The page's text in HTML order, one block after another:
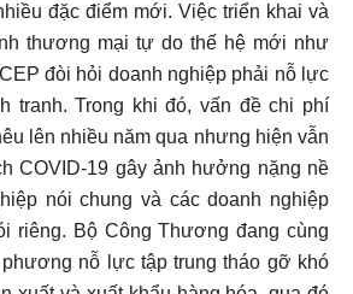
đặc điểm mới. Việc triển khai và
thương mại tự do thế hệ mới như
đòi hỏi doanh nghiệp phải nỗ lực
tranh. Trong khi đó, vấn đề chi phí
lên nhiều năm qua nhưng hiện vẫn
COVID-19 gây ảnh hưởng nặng nề
nói chung và các doanh nghiệp
riêng. Bộ Công Thương đang cùng
nỗ lực tập trung tháo gỡ khó